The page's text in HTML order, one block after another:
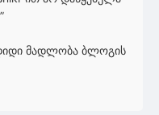
მადლობა ბლოგის